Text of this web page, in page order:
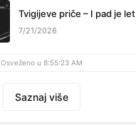
Tvigijeve priče – I pad je let
7/21/2026
Osveženo u 8:55:23 AM
Saznaj više